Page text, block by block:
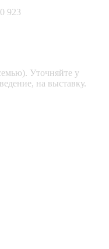
923
Уточняйте у
на выставку.